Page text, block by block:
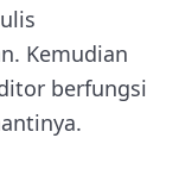
Kemudian
berfungsi